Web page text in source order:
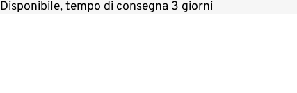
Disponibile, tempo di consegna 3 giorni